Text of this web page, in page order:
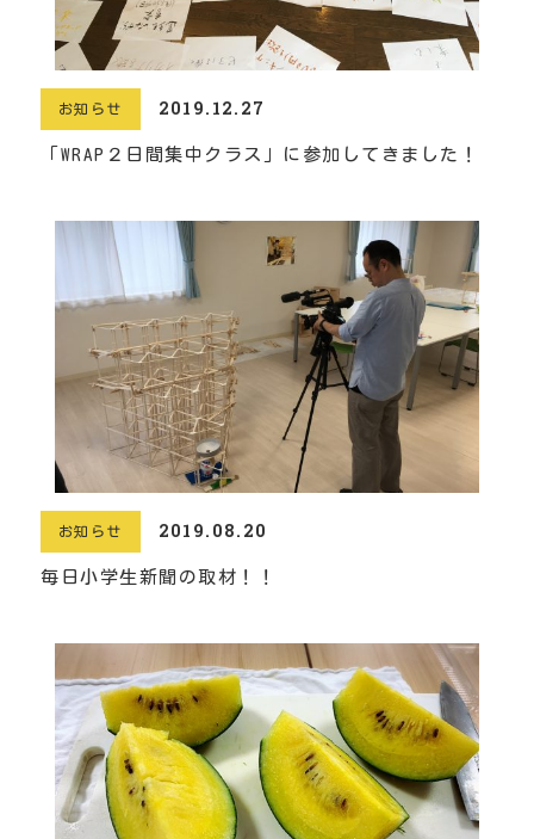
お知らせ 2019.12.27
「WRAP２日間集中クラス」に参加してきました！
お知らせ 2019.08.20
毎日小学生新聞の取材！！